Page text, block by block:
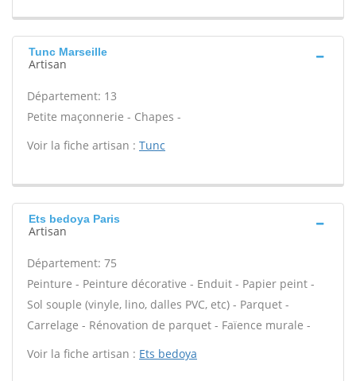
Tunc Marseille
Artisan
Département: 13
Petite maçonnerie - Chapes -
Voir la fiche artisan : Tunc
Ets bedoya Paris
Artisan
Département: 75
Peinture - Peinture décorative - Enduit - Papier peint -
Sol souple (vinyle, lino, dalles PVC, etc) - Parquet -
Carrelage - Rénovation de parquet - Faïence murale -
Voir la fiche artisan : Ets bedoya